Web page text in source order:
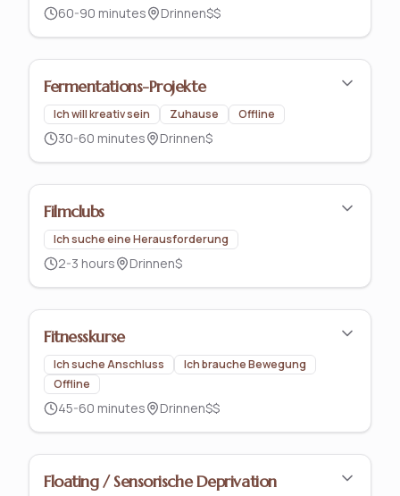
60-90 minutes Drinnen$$
Fermentations-Projekte
Ich will kreativ sein Zuhause Offline
30-60 minutes Drinnen$
Filmclubs
Ich suche eine Herausforderung
2-3 hours Drinnen$
Fitnesskurse
Ich suche Anschluss
Ich brauche Bewegung
Offline
45-60 minutes Drinnen$$
Floating / Sensorische Deprivation